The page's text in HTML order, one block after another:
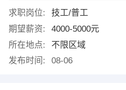
求职岗位:
技工/普工
期望薪资:
4000-5000元
所在地点:
不限区域
发布时间:
08-06